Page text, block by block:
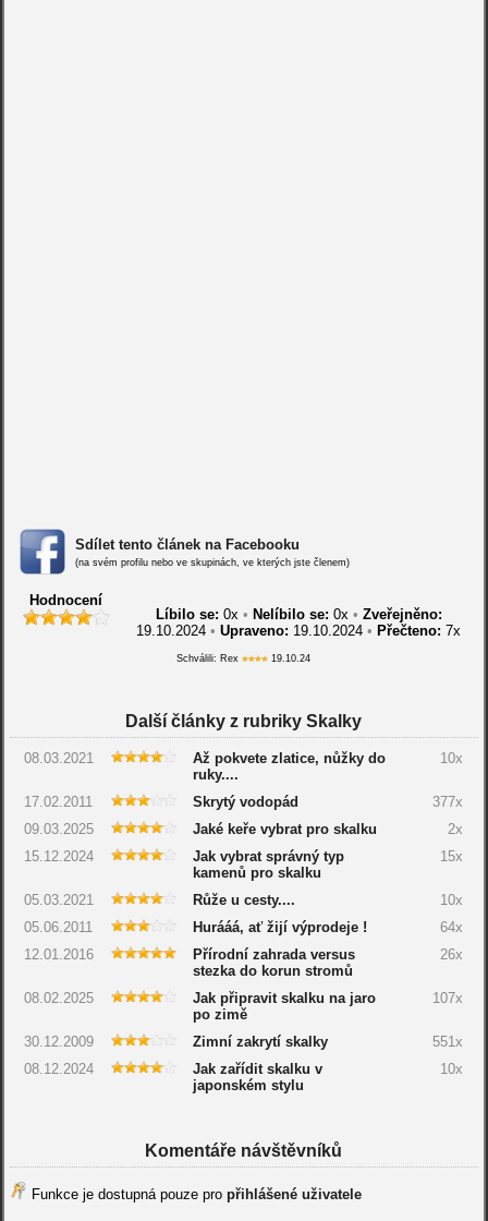
Sdílet tento článek na Facebooku
(na svém profilu nebo ve skupinách, ve kterých jste členem)
Hodnocení
Líbilo se: 0x • Nelíbilo se: 0x • Zveřejněno:
19.10.2024• Upraveno: 19.10.2024• Přečteno: 7x
Schválili: Rex 19.10.24
Další články z rubriky Skalky
08.03.2021
Až pokvete zlatice, nůžky do
ruky....
10x
17.02.2011 Skrytý vodopád
377x
09.03.2025
Jaké keře vybrat pro skalku
2x
15.12.2024
Jak vybrat správný typ
kamenů pro skalku
15x
05.03.2021 Růže u cesty....
10x
05.06.2011
Hurááá, ať žijí výprodeje !
64x
12.01.2016
Přírodní zahrada versus
stezka do korun stromů
26x
08.02.2025
Jak připravit skalku na jaro
po zimě
107x
30.12.2009 Zimní zakrytí skalky
551x
08.12.2024
Jak zařídit skalku v
japonském stylu
10x
Komentáře návštěvníků
Funkce je dostupná pouze pro přihlášené uživatele